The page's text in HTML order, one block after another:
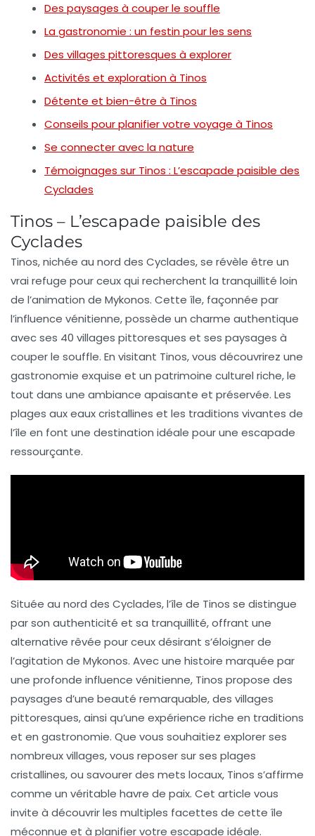
Des paysages à couper le souffle
La gastronomie : un festin pour les sens
Des villages pittoresques à explorer
Activités et exploration à Tinos
Détente et bien-être à Tinos
Conseils pour planifier votre voyage à Tinos
Se connecter avec la nature
Témoignages sur Tinos : L’escapade paisible des
Cyclades
Tinos – L’escapade paisible des
Cyclades
Tinos, nichée au nord des Cyclades, se révèle être un
vrai refuge pour ceux qui recherchent la tranquillité loin
de l’animation de Mykonos. Cette île, façonnée par
l’influence vénitienne, possède un charme authentique
avec ses 40 villages pittoresques et ses paysages à
couper le souffle. En visitant Tinos, vous découvrirez une
gastronomie exquise et un patrimoine culturel riche, le
tout dans une ambiance apaisante et préservée. Les
plages aux eaux cristallines et les traditions vivantes de
l’île en font une destination idéale pour une escapade
ressourçante.
Située au nord des Cyclades, l’île de Tinos se distingue
par son authenticité et sa tranquillité, offrant une
alternative rêvée pour ceux désirant s’éloigner de
l’agitation de Mykonos. Avec une histoire marquée par
une profonde influence vénitienne, Tinos propose des
paysages d’une beauté remarquable, des villages
pittoresques, ainsi qu’une expérience riche en traditions
et en gastronomie. Que vous souhaitiez explorer ses
nombreux villages, vous reposer sur ses plages
cristallines, ou savourer des mets locaux, Tinos s’affirme
comme un véritable havre de paix. Cet article vous
invite à découvrir les multiples facettes de cette île
méconnue et à planifier votre escapade idéale.